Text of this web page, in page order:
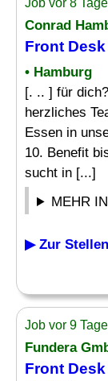
Job vor 8
Conrad
Front Desk
• Hamburg
[. .. ] für
herzliches
Essen in
10. Benefit
sucht in [...]
MEHR
▶ Zur
Job vor 9
Fundera
Front Desk